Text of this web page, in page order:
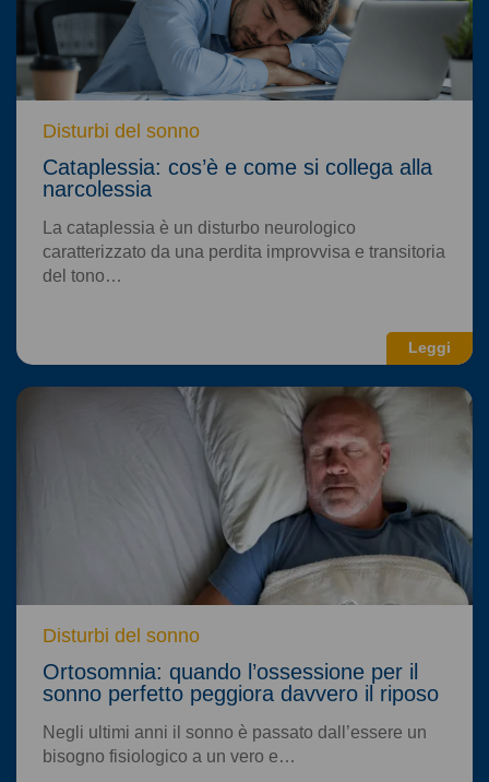
Leggi
Disturbi del sonno
Cataplessia: cos’è e come si collega alla
narcolessia
La cataplessia è un disturbo neurologico
caratterizzato da una perdita improvvisa e transitoria
del tono…
Disturbi del sonno
Ortosomnia: quando l’ossessione per il
sonno perfetto peggiora davvero il riposo
Negli ultimi anni il sonno è passato dall’essere un
bisogno fisiologico a un vero e…